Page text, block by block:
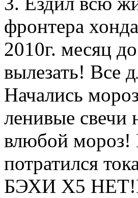
фронтера
2010г. месяц
вылезать! Все
Начались
ленивые свечи
влюбой мороз!
потратился
БЭХИ Х5